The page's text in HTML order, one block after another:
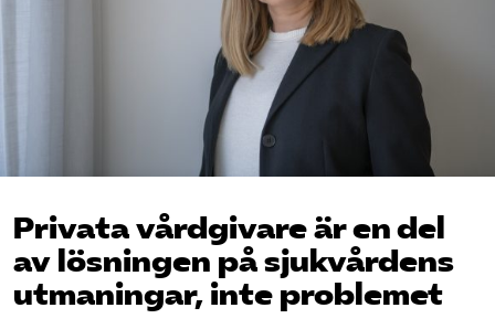
Kontakt
Pressrum
Mina sidor
Privata vårdgivare är en del
av lösningen på sjukvårdens
utmaningar, inte problemet